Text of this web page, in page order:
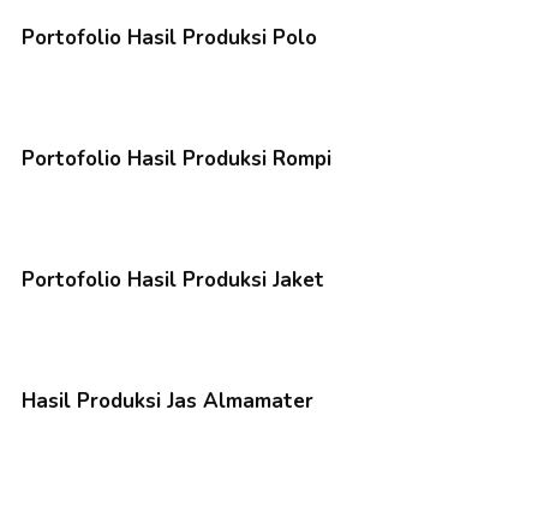
Portofolio Hasil Produksi Polo
Portofolio Hasil Produksi Rompi
Portofolio Hasil Produksi Jaket
Hasil Produksi Jas Almamater